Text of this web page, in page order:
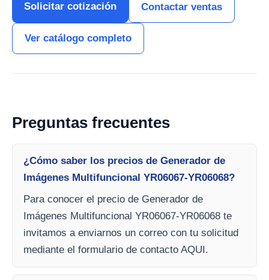
Solicitar cotización Contactar ventas
Ver catálogo completo
Preguntas frecuentes
¿Cómo saber los precios de Generador de
Imágenes Multifuncional YR06067-YR06068?
Para conocer el precio de Generador de
Imágenes Multifuncional YR06067-YR06068 te
invitamos a enviarnos un correo con tu solicitud
mediante el formulario de contacto AQUI.